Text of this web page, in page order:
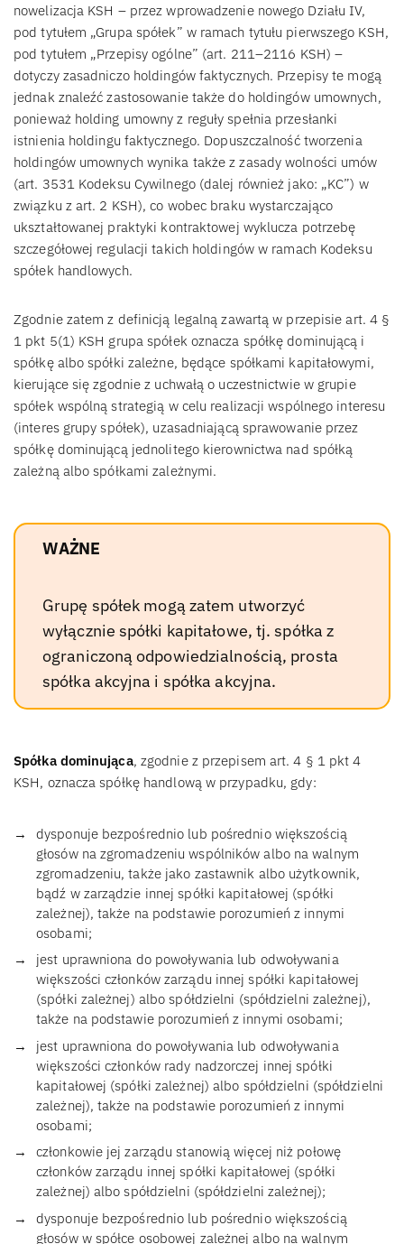
nowelizacja KSH – przez wprowadzenie nowego Działu IV,
pod tytułem „Grupa spółek” w ramach tytułu pierwszego KSH,
pod tytułem „Przepisy ogólne” (art. 211–2116 KSH) –
dotyczy zasadniczo holdingów faktycznych. Przepisy te mogą
jednak znaleźć zastosowanie także do holdingów umownych,
ponieważ holding umowny z reguły spełnia przesłanki
istnienia holdingu faktycznego. Dopuszczalność tworzenia
holdingów umownych wynika także z zasady wolności umów
(art. 3531 Kodeksu Cywilnego (dalej również jako: „KC”) w
związku z art. 2 KSH), co wobec braku wystarczająco
ukształtowanej praktyki kontraktowej wyklucza potrzebę
szczegółowej regulacji takich holdingów w ramach Kodeksu
spółek handlowych.
Zgodnie zatem z definicją legalną zawartą w przepisie art. 4 §
1 pkt 5(1) KSH grupa spółek oznacza spółkę dominującą i
spółkę albo spółki zależne, będące spółkami kapitałowymi,
kierujące się zgodnie z uchwałą o uczestnictwie w grupie
spółek wspólną strategią w celu realizacji wspólnego interesu
(interes grupy spółek), uzasadniającą sprawowanie przez
spółkę dominującą jednolitego kierownictwa nad spółką
zależną albo spółkami zależnymi.
WAŻNE
Grupę spółek mogą zatem utworzyć
wyłącznie spółki kapitałowe, tj. spółka z
ograniczoną odpowiedzialnością, prosta
spółka akcyjna i spółka akcyjna.
Spółka dominująca, zgodnie z przepisem art. 4 § 1 pkt 4
KSH, oznacza spółkę handlową w przypadku, gdy:
dysponuje bezpośrednio lub pośrednio większością
głosów na zgromadzeniu wspólników albo na walnym
zgromadzeniu, także jako zastawnik albo użytkownik,
bądź w zarządzie innej spółki kapitałowej (spółki
zależnej), także na podstawie porozumień z innymi
osobami;
jest uprawniona do powoływania lub odwoływania
większości członków zarządu innej spółki kapitałowej
(spółki zależnej) albo spółdzielni (spółdzielni zależnej),
także na podstawie porozumień z innymi osobami;
jest uprawniona do powoływania lub odwoływania
większości członków rady nadzorczej innej spółki
kapitałowej (spółki zależnej) albo spółdzielni (spółdzielni
zależnej), także na podstawie porozumień z innymi
osobami;
członkowie jej zarządu stanowią więcej niż połowę
członków zarządu innej spółki kapitałowej (spółki
zależnej) albo spółdzielni (spółdzielni zależnej);
dysponuje bezpośrednio lub pośrednio większością
głosów w spółce osobowej zależnej albo na walnym